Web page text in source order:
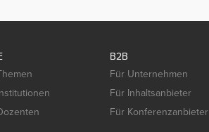
B2B
Für Unternehmen
Für Inhaltsanbieter
Für Konferenzanbieter